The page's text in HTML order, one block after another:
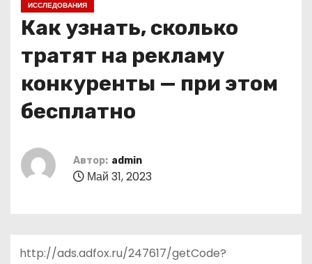
ИССЛЕДОВАНИЯ
Как узнать, сколько
тратят на рекламу
конкуренты — при этом
бесплатно
Автор: admin
Май 31, 2023
http://ads.adfox.ru/247617/getCode?